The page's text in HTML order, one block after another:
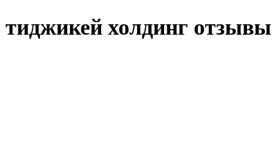
тиджикей холдинг отзывы